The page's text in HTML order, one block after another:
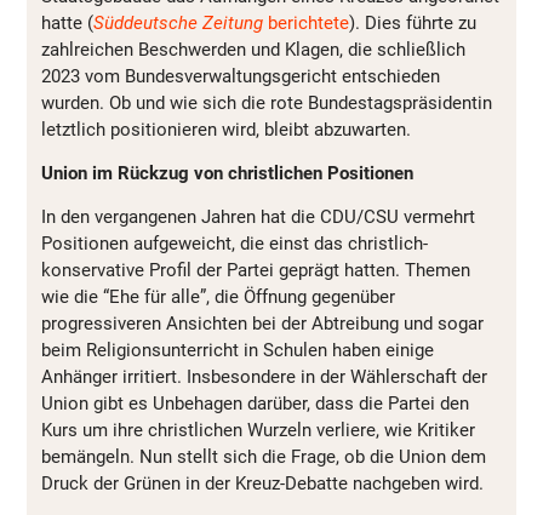
hatte (Süddeutsche Zeitung berichtete). Dies führte zu
zahlreichen Beschwerden und Klagen, die schließlich
2023 vom Bundesverwaltungsgericht entschieden
wurden. Ob und wie sich die rote Bundestagspräsidentin
letztlich positionieren wird, bleibt abzuwarten.
Union im Rückzug von christlichen Positionen
In den vergangenen Jahren hat die CDU/CSU vermehrt
Positionen aufgeweicht, die einst das christlich-
konservative Profil der Partei geprägt hatten. Themen
wie die “Ehe für alle”, die Öffnung gegenüber
progressiveren Ansichten bei der Abtreibung und sogar
beim Religionsunterricht in Schulen haben einige
Anhänger irritiert. Insbesondere in der Wählerschaft der
Union gibt es Unbehagen darüber, dass die Partei den
Kurs um ihre christlichen Wurzeln verliere, wie Kritiker
bemängeln. Nun stellt sich die Frage, ob die Union dem
Druck der Grünen in der Kreuz-Debatte nachgeben wird.